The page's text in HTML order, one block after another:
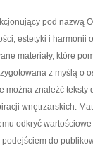
pod nazwą
estetyki i harmonii
materiały, które
z myślą o
można znaleźć teksty
wnętrzarskich.
odkryć
do